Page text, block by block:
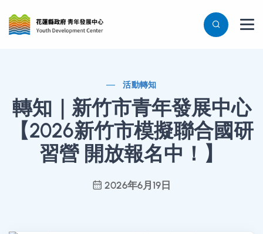
活動轉知
轉知｜新竹市青年發展中心
【2026新竹市模擬聯合國研
習營 開放報名中！】
2026年6月19日